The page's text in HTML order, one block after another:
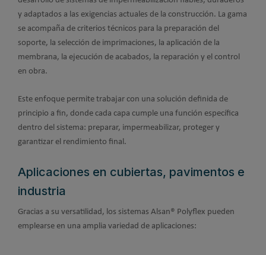
y adaptados a las exigencias actuales de la construcción. La gama
se acompaña de criterios técnicos para la preparación del
soporte, la selección de imprimaciones, la aplicación de la
membrana, la ejecución de acabados, la reparación y el control
en obra.
Este enfoque permite trabajar con una solución definida de
principio a fin, donde cada capa cumple una función específica
dentro del sistema: preparar, impermeabilizar, proteger y
garantizar el rendimiento final.
Aplicaciones en cubiertas, pavimentos e
industria
Gracias a su versatilidad, los sistemas Alsan® Polyflex pueden
emplearse en una amplia variedad de aplicaciones: